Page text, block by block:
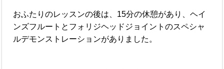
おふたりのレッスンの後は、15分の休憩があり、ヘイ
ンズフルートとフォリジヘッドジョイントのスペシャ
ルデモンストレーションがありました。